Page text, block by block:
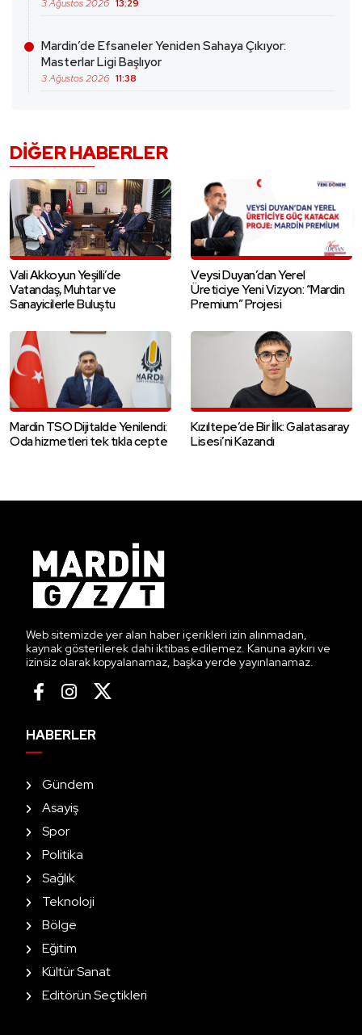
3 Ağustos 2026 13:29
Mardin’de Efsaneler Yeniden Sahaya Çıkıyor:
Masterlar Ligi Başlıyor
3 Ağustos 2026 11:38
DIĞER HABERLER
Vali Akkoyun Yeşilli’de
Vatandaş, Muhtar ve
Sanayicilerle Buluştu
Veysi Duyan’dan Yerel
Üreticiye Yeni Vizyon: “Mardin
Premium” Projesi
Mardin TSO Dijitalde Yenilendi:
Oda hizmetleri tek tıkla cepte
Kızıltepe’de Bir İlk: Galatasaray
Lisesi’ni Kazandı
Web sitemizde yer alan haber içerikleri izin alınmadan,
kaynak gösterilerek dahi iktibas edilemez. Kanuna aykırı ve
izinsiz olarak kopyalanamaz, başka yerde yayınlanamaz.
HABERLER
Gündem
Asayiş
Spor
Politika
Sağlık
Teknoloji
Bölge
Eğitim
Kültür Sanat
Editörün Seçtikleri